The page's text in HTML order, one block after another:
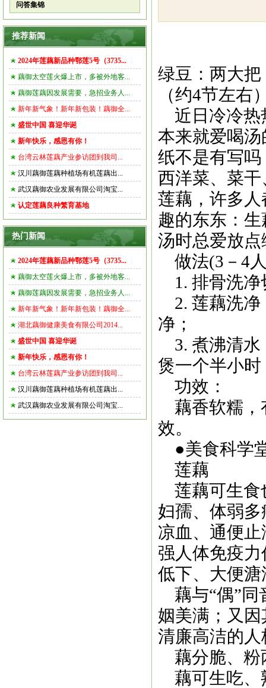
问答集锦
推荐新闻
2024年莲藕新品种鄂莲5号（3735...
藕御太空莲火爆上市，多被外地客...
藕御莲藕因发展需要，急招业务人...
新年新气象！新年新包装！藕御全...
盛世中国 喜迎华诞
新年快乐，感恩有你！
台湾云林莲藕产业参访团到我司...
汉川藕御莲藕种植场有机莲藕出...
武汉藕御农业发展有限公司淘宝...
认定莲藕良种繁育基地
热门新闻
2024年莲藕新品种鄂莲5号（3735...
藕御太空莲火爆上市，多被外地客...
藕御莲藕因发展需要，急招业务人...
新年新气象！新年新包装！藕御全...
湖北藕御健康美食有限公司2014...
盛世中国 喜迎华诞
新年快乐，感恩有你！
台湾云林莲藕产业参访团到我司...
汉川藕御莲藕种植场有机莲藕出...
武汉藕御农业发展有限公司淘宝...
绿豆：两大把
（约4节左
近日冷冷热
本来就爱喝
纸不是有写
西洋菜、菜
莲藕，许多
趣的东东：
汤时总爱放
做法(3－4
1. 排骨洗净
2. 莲藕洗净
净；
3. 煮沸清水
煲一个半小
功效：
藕香软糯，
效。
●美食科学
莲藕
莲藕可生食
妇孺、体弱
凉血、通便
强人体免疫
低下、大便
藕与“偶”同
姻美满；又
清廉高洁的
藕分脆、粉
藕可生吃、